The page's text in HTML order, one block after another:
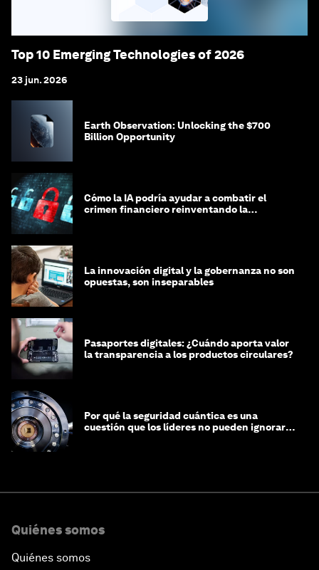
Top 10 Emerging Technologies of 2026
23 jun. 2026
Earth Observation: Unlocking the $700
Billion Opportunity
Cómo la IA podría ayudar a combatir el
crimen financiero reinventando la
La innovación digital y la gobernanza no son
opuestas, son inseparables
Pasaportes digitales: ¿Cuándo aporta valor
la transparencia a los productos circulares?
Por qué la seguridad cuántica es una
cuestión que los líderes no pueden ignorar
Quiénes somos
Quiénes somos